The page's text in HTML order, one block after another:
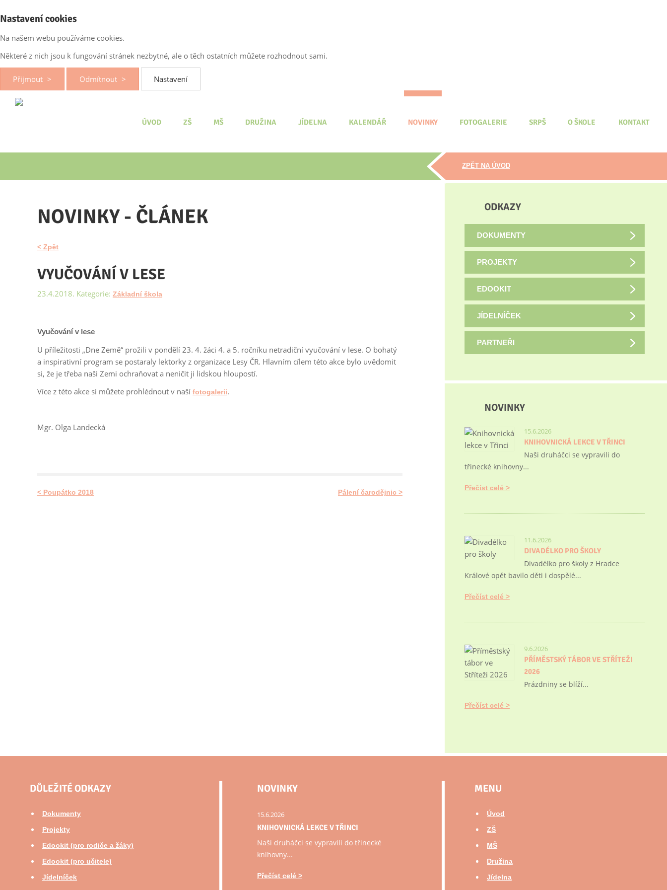
Nastavení cookies
Na našem webu používáme cookies.
Některé z nich jsou k fungování stránek nezbytné, ale o těch ostatních můžete rozhodnout sami.
Přijmout Odmítnout Nastavení
ÚVOD ZŠ MŠ DRUŽINA JÍDELNA KALENDÁŘ NOVINKY FOTOGALERIE SRPŠ O ŠKOLE KONTAKT
ZPĚT NA ÚVOD
NOVINKY - ČLÁNEK
< Zpět
VYUČOVÁNÍ V LESE
23.4.2018. Kategorie: Základní škola
Vyučování v lese
U příležitosti „Dne Země“ prožili v pondělí 23. 4. žáci 4. a 5. ročníku netradiční vyučování v lese. O bohatý
a inspirativní program se postaraly lektorky z organizace Lesy ČR. Hlavním cílem této akce bylo uvědomit
si, že je třeba naši Zemi ochraňovat a neničit ji lidskou hloupostí.
Více z této akce si můžete prohlédnout v naší fotogalerii.
Mgr. Olga Landecká
< Poupátko 2018 Pálení čarodějnic >
ODKAZY
DOKUMENTY
PROJEKTY
EDOOKIT
JÍDELNÍČEK
PARTNEŘI
NOVINKY
15.6.2026
KNIHOVNICKÁ LEKCE V TŘINCI
Naši druháčci se vypravili do
třinecké knihovny...
Přečíst celé
11.6.2026
DIVADÉLKO PRO ŠKOLY
Divadélko pro školy z Hradce
Králové opět bavilo děti i dospělé...
Přečíst celé
9.6.2026
PŘÍMĚSTSKÝ TÁBOR VE STŘÍTEŽI
2026
Prázdniny se blíží...
Přečíst celé
DŮLEŽITÉ ODKAZY
Dokumenty
Projekty
Edookit (pro rodiče a žáky)
Edookit (pro učitele)
Jídelníček
NOVINKY
15.6.2026
KNIHOVNICKÁ LEKCE V TŘINCI
Naši druháčci se vypravili do třinecké
knihovny...
Přečíst celé
MENU
Úvod
ZŠ
MŠ
Družina
Jídelna